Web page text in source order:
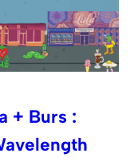
+ Burs :